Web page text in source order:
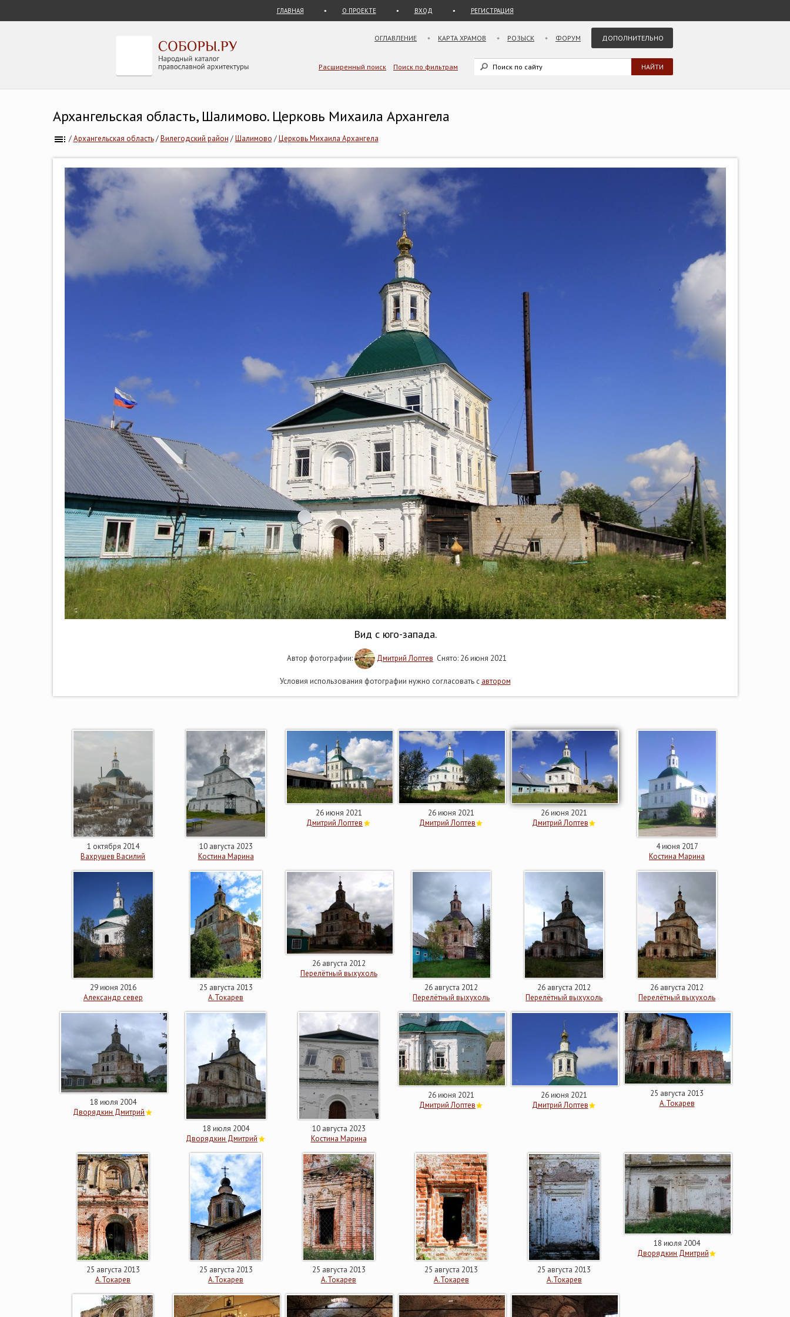
ГЛАВНАЯ О ПРОЕКТЕ ВХОД РЕГИСТРАЦИЯ
ОГЛАВЛЕНИЕ КАРТА ХРАМОВ РОЗЫСК ФОРУМ ДОПОЛНИТЕЛЬНО
Расширенный поиск Поиск по фильтрам
Архангельская область, Шалимово. Церковь Михаила Архангела
/Архангельская область/Вилегодский район /Шалимово /Церковь Михаила Архангела
Вид с юго-запада.
Автор фотографии: Дмитрий Лоптев Снято: 26 июня 2021
Условия использования фотографии нужно согласовать с автором
1 октября 2014
Вахрушев Василий
10 августа 2023
Костина Марина
26 июня 2021
Дмитрий Лоптев
26 июня 2021
Дмитрий Лоптев
26 июня 2021
Дмитрий Лоптев
4 июня 2017
Костина Марина
29 июня 2016
Александр север
25 августа 2013
А.Токарев
26 августа 2012
Перелётный выхухоль
26 августа 2012
Перелётный выхухоль
26 августа 2012
Перелётный выхухоль
26 августа 2012
Перелётный выхухоль
18 июля 2004
Дворядкин Дмитрий
18 июля 2004
Дворядкин Дмитрий
10 августа 2023
Костина Марина
26 июня 2021
Дмитрий Лоптев
26 июня 2021
Дмитрий Лоптев
25 августа 2013
А.Токарев
25 августа 2013
А.Токарев
25 августа 2013
А.Токарев
25 августа 2013
А.Токарев
25 августа 2013
А.Токарев
25 августа 2013
А.Токарев
18 июля 2004
Дворядкин Дмитрий